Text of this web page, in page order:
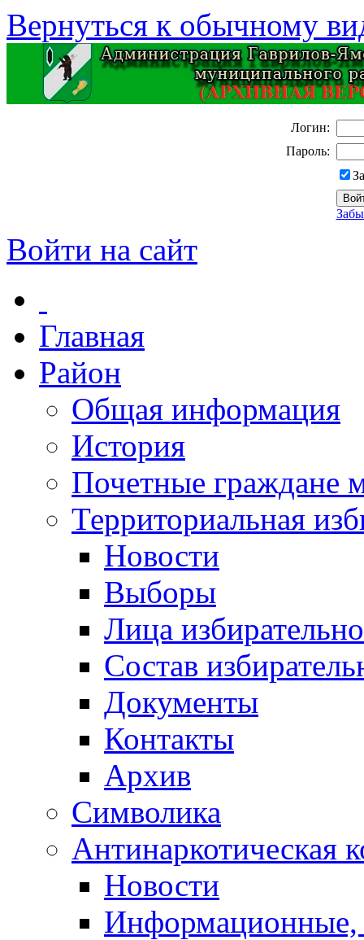
Вернуться к обычному
Логин:
Пароль:
Войти на сайт
Главная
Район
Общая информация
История
Почетные граждане
Территориальная
Новости
Выборы
Лица
Состав
Документы
Контакты
Архив
Символика
Антинаркотическая
Новости
Информационные,